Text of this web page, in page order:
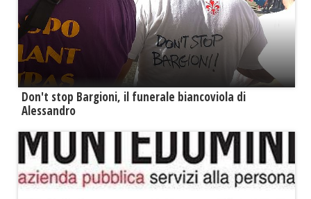
Don't stop Bargioni, il funerale biancoviola di
Alessandro